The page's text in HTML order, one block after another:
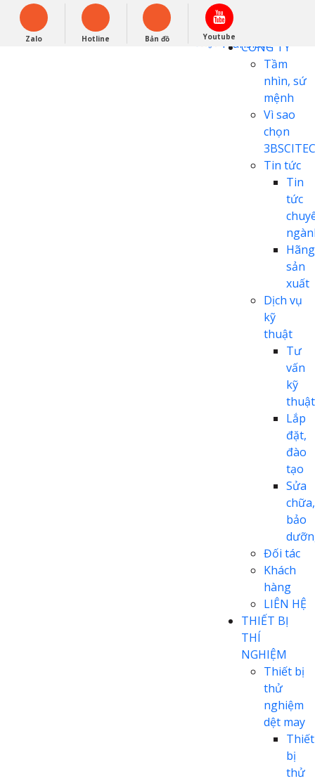
Powered by
Translate
English
0948279988
CÔNG TY
Tầm
nhìn, sứ
mệnh
Vì sao
chọn
Tin tức
Tin
tức
Hãng
sản
xuất
Dịch vụ
kỹ
thuật
Tư
vấn
kỹ
thuật
Lắp
đặt,
đào
tạo
Sửa
chữa,
bảo
Đối tác
Khách
hàng
LIÊN HỆ
THIẾT BỊ
THÍ
NGHIỆM
Thiết bị
thử
nghiệm
dệt may
Thiết
bị
thử
Zalo Hotline Bản đồ Youtube